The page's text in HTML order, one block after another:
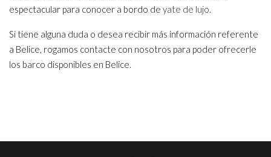
espectacular para conocer a bordo de yate de lujo.
Si tiene alguna duda o desea recibir más información referente
a Belice, rogamos contacte con nosotros para poder ofrecerle
los barco disponibles en Belice.